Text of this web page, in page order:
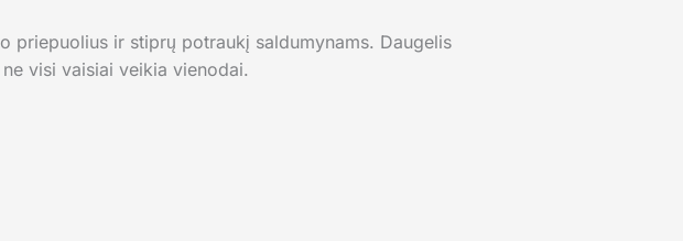
priepuolius ir stiprų potraukį saldumynams. Daugelis
visi vaisiai veikia vienodai.